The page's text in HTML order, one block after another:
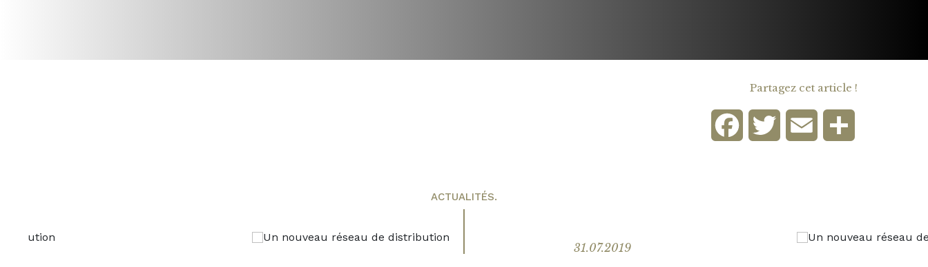
Partagez cet article !
FacebookTwitter Email
ACTUALITÉS.
31.07.2019